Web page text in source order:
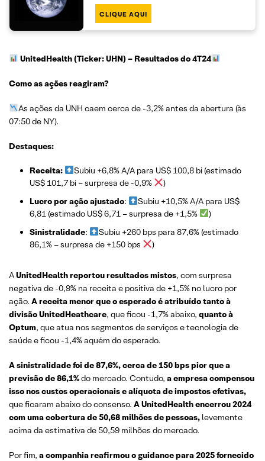
CLIQUE AQUI
UnitedHealth (Ticker: UHN)– Resultados do 4T24
Como as ações reagiram?
As ações da UNH caem cerca de -3,2% antes da abertura (às
07:50 de NY).
Destaques:
Receita:
Subiu +6,8% A/A para US$ 100,8 bi (estimado
US$ 101,7 bi – surpresa de -0,9%
)
Lucro por ação ajustado:
Subiu +10,5% A/A para US$
6,81 (estimado US$ 6,71 – surpresa de +1,5%
)
Sinistralidade:
Subiu +260 bps para 87,6% (estimado
86,1% – surpresa de +150 bps
)
AUnitedHealth reportou resultados mistos, com surpresa
negativa de -0,9% na receita e positiva de +1,5% no lucro por
ação. A receita menor que o esperado é atribuído tanto à
divisão UnitedHeathcare, que ficou -1,7% abaixo, quanto à
Optum, que atua nos segmentos de serviços e tecnologia de
saúde e ficou -1,4% aquém do esperado.
A sinistralidade foi de 87,6%, cerca de 150 bps pior que a
previsão de 86,1%do mercado. Contudo, a empresa compensou
isso nos custos operacionais e alíquota de impostos efetivas,
que ficaram abaixo do consenso. A UnitedHealth encerrou 2024
com uma cobertura de 50,68 milhões de pessoas, levemente
acima da estimativa de 50,59 milhões do mercado.
Por fim, a companhia reafirmou o guidance para 2025 fornecido